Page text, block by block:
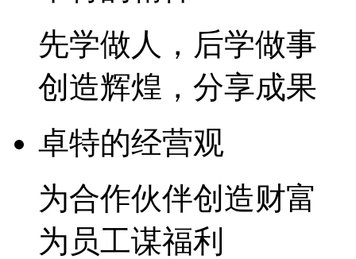
先学做人，后学做事
创造辉煌，分享成果
卓特的经营观
为合作伙伴创造财富
为员工谋福利